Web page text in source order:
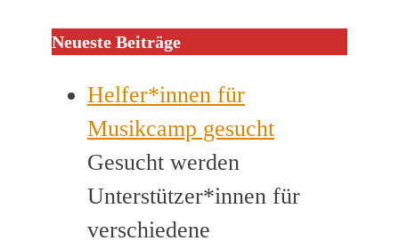
Neueste Beiträge
Helfer*innen für
Musikcamp gesucht
Gesucht werden
Unterstützer*innen für
verschiedene